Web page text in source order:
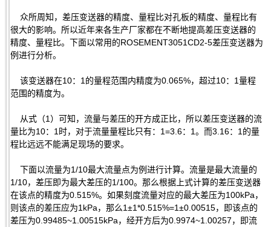
众所周知，差压变送器的精度、量程比对孔板的精度、量程比有
很大的影响。所以近年来各生产厂家都在不断地提高差压变送器的
精度、量程比。下面以常用的ROSEMENT3051CD2-5差压变送器为
例进行分析。
该变送器在10：1的量程范围内精度为0.065%，超过10：1量程
范围的精度为。
从式（1）可知，流量与差压的开方成正比，所以差压变送器的流
量比为10：1时，对于流量量程比只有：1=3.6：1。而3.16：1的量
程比远远不能满足现场的要求。
下面以流量为1/10最大流量点为例进行计算。流量是最大流量的
1/10，差压即为最大差压的1/100。那么根据上式计算的差压变送器
在该点的精度为0.515%。如果刻度流量对应的最大差压为100kPa，
则该点的差压应为1kPa，那么1±1*0.515%=1±0.00515，即该点的
差压为0.99485~1.00515kPa，经开方后为0.9974~1.00257，即流